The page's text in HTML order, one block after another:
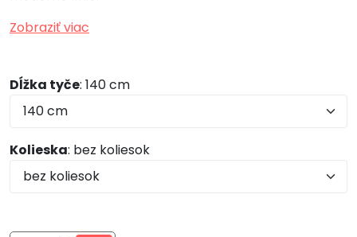
Zobraziť viac
Dĺžka tyče: 140 cm
Kolieska: bez koliesok